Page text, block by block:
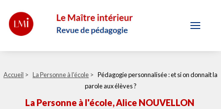
Accueil > La Personne à l'école > Pédagogie personnalisée : et si on donnait la
parole aux élèves ?
La Personne à l'école, Alice NOUVELLON